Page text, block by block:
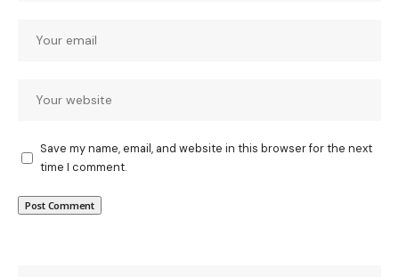
Save my name, email, and website in this browser for the next
time I comment.